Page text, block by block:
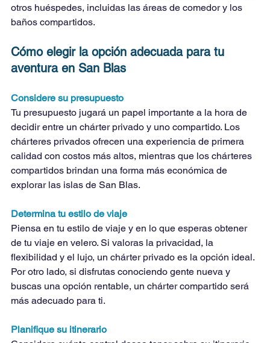
otros huéspedes, incluidas las áreas de comedor y los
baños compartidos.
Cómo elegir la opción adecuada para tu
aventura en San Blas
Considere su presupuesto
Tu presupuesto jugará un papel importante a la hora de
decidir entre un chárter privado y uno compartido. Los
chárteres privados ofrecen una experiencia de primera
calidad con costos más altos, mientras que los chárteres
compartidos brindan una forma más económica de
explorar las islas de San Blas.
Determina tu estilo de viaje
Piensa en tu estilo de viaje y en lo que esperas obtener
de tu viaje en velero. Si valoras la privacidad, la
flexibilidad y el lujo, un chárter privado es la opción ideal.
Por otro lado, si disfrutas conociendo gente nueva y
buscas una opción rentable, un chárter compartido será
más adecuado para ti.
Planifique su itinerario